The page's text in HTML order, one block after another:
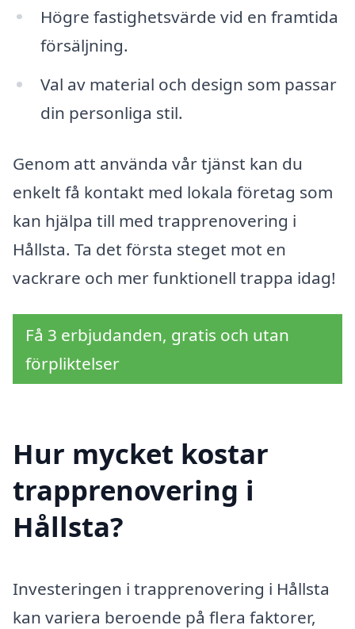
Högre fastighetsvärde vid en framtida
försäljning.
Val av material och design som passar
din personliga stil.
Genom att använda vår tjänst kan du
enkelt få kontakt med lokala företag som
kan hjälpa till med trapprenovering i
Hållsta. Ta det första steget mot en
vackrare och mer funktionell trappa idag!
Få 3 erbjudanden, gratis och utan
förpliktelser
Hur mycket kostar
trapprenovering i
Hållsta?
Investeringen i trapprenovering i Hållsta
kan variera beroende på flera faktorer,